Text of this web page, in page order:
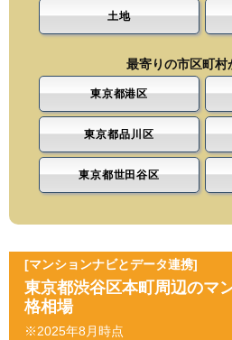
土地
最寄りの市区町村
東京都港区
東京都品川区
東京都世田谷区
[マンションナビとデータ連携]
東京都渋谷区本町周辺のマ
格相場
※2025年8月時点